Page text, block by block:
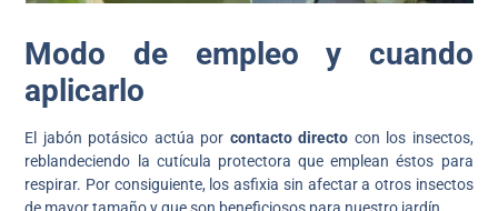
Modo de empleo y cuando
aplicarlo
El jabón potásico actúa por contacto directo con los insectos,
reblandeciendo la cutícula protectora que emplean éstos para
respirar. Por consiguiente, los asfixia sin afectar a otros insectos